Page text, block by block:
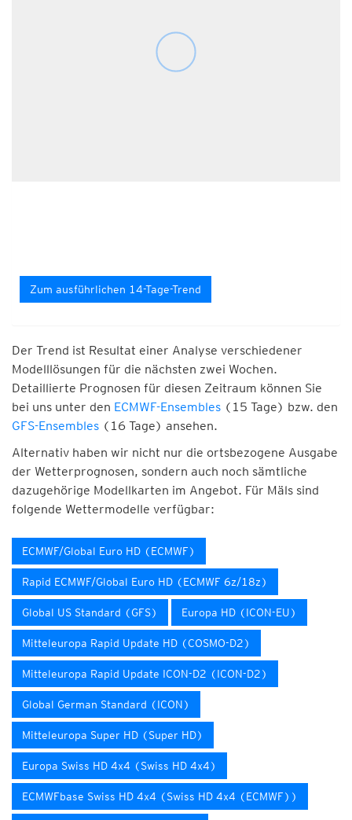
Zum ausführlichen 14-Tage-Trend
Der Trend ist Resultat einer Analyse verschiedener
Modelllösungen für die nächsten zwei Wochen.
Detaillierte Prognosen für diesen Zeitraum können Sie
bei uns unter den ECMWF-Ensembles (15 Tage) bzw. den
GFS-Ensembles (16 Tage) ansehen.
Alternativ haben wir nicht nur die ortsbezogene Ausgabe
der Wetterprognosen, sondern auch noch sämtliche
dazugehörige Modellkarten im Angebot. Für Mäls sind
folgende Wettermodelle verfügbar:
ECMWF/Global Euro HD (ECMWF)
Rapid ECMWF/Global Euro HD (ECMWF 6z/18z)
Global US Standard (GFS) Europa HD (ICON-EU)
Mitteleuropa Rapid Update HD (COSMO-D2)
Mitteleuropa Rapid Update ICON-D2 (ICON-D2)
Global German Standard (ICON)
Mitteleuropa Super HD (Super HD)
Europa Swiss HD 4x4 (Swiss HD 4x4)
ECMWFbase Swiss HD 4x4 (Swiss HD 4x4 (ECMWF))